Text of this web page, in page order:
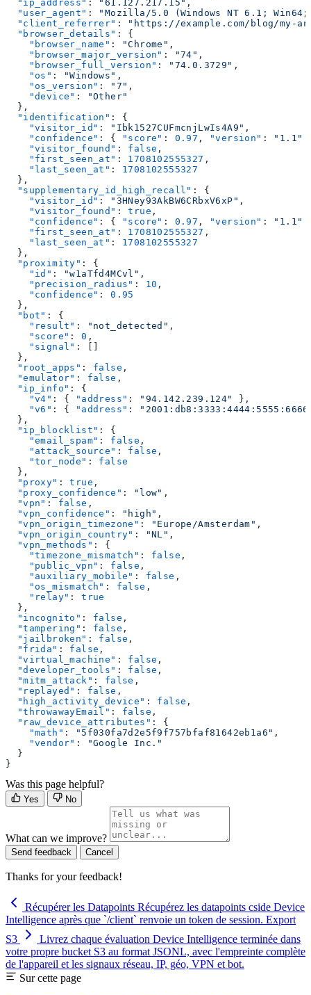
  "ip_address"
: "61.127.217.15" ,
  "user_agent"
:
"Mozilla/5.0 (Windows NT 6.1;
  "client_referrer"
:
"https://example.com/blog/my-
  "browser_details"
: {
    "browser_name"
: "Chrome" ,
    "browser_major_version"
: "74" ,
    "browser_full_version"
: "74.0.3729" ,
    "os"
: "Windows" ,
    "os_version"
: "7" ,
    "device"
:
"Other"
  },
  "identification"
: {
    "visitor_id"
: "Ibk1527CUFmcnjLwIs4A9" ,
    "confidence"
: { "score" : 0.97 , "version" : "1.1"
    "visitor_found"
: false ,
    "first_seen_at"
: 1708102555327 ,
    "last_seen_at"
: 1708102555327
  },
  "supplementary_id_high_recall"
: {
    "visitor_id"
: "3HNey93AkBW6CRbxV6xP" ,
    "visitor_found"
: true ,
    "confidence"
: { "score" : 0.97 , "version" : "1.1"
    "first_seen_at"
: 1708102555327 ,
    "last_seen_at"
: 1708102555327
  },
  "proximity"
: {
    "id"
: "w1aTfd4MCvl" ,
    "precision_radius"
: 10 ,
    "confidence"
: 0.95
  },
  "bot"
: {
    "result"
: "not_detected" ,
    "score"
: 0 ,
    "signal"
: []
  },
  "root_apps"
: false ,
  "emulator"
: false ,
  "ip_info"
: {
    "v4"
: { "address" : "94.142.239.124"
},
    "v6"
: { "address" :
  },
  "ip_blocklist"
: {
    "email_spam"
: false ,
    "attack_source"
: false ,
    "tor_node"
: false
  },
  "proxy"
: true ,
  "proxy_confidence"
: "low" ,
  "vpn"
: false ,
  "vpn_confidence"
: "high" ,
  "vpn_origin_timezone"
: "Europe/Amsterdam" ,
  "vpn_origin_country"
: "NL" ,
  "vpn_methods"
: {
    "timezone_mismatch"
: false ,
    "public_vpn"
: false ,
    "auxiliary_mobile"
: false ,
    "os_mismatch"
: false ,
    "relay"
: true
  },
  "incognito"
: false ,
  "tampering"
: false ,
  "jailbroken"
: false ,
  "frida"
: false ,
  "virtual_machine"
: false ,
  "developer_tools"
: false ,
  "mitm_attack"
: false ,
  "replayed"
: false ,
  "high_activity_device"
: false ,
  "throwawayEmail"
: false ,
  "raw_device_attributes"
: {
    "math"
: "5f030fa7d2e5f9f757bfaf81642eb1a6" ,
    "vendor"
:
"Google Inc."
  }
}
Was this page helpful?
Yes No
What can we improve?
Send feedback Cancel
Thanks for your feedback!
Récupérer les Datapoints Récupérez les datapoints cside Device
Intelligence après que `/client` renvoie un token de session. Export
S3
Livrez chaque évaluation Device Intelligence terminée dans
votre propre bucket S3 au format JSONL, avec l'empreinte complète
de l'appareil et les signaux réseau, IP, géo, VPN et bot.
Sur cette page